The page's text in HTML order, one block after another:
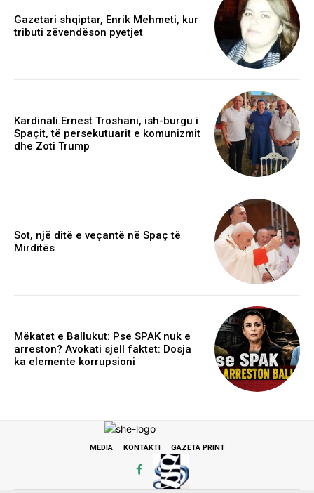
Gazetari shqiptar, Enrik Mehmeti, kur
tributi zëvendëson pyetjet
Kardinali Ernest Troshani, ish-burgu i
Spaçit, të persekutuarit e komunizmit
dhe Zoti Trump
Sot, një ditë e veçantë në Spaç të
Mirditës
Mëkatet e Ballukut: Pse SPAK nuk e
arreston? Avokati sjell faktet: Dosja
ka elemente korrupsioni
MEDIA KONTAKTI GAZETA PRINT